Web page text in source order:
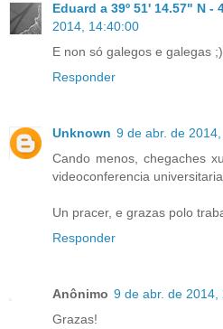
Eduard a 39º 51' 14.57" N -
2014, 14:40:00
E non só galegos e galegas ;)
Responder
Unknown 9 de abr. de
Cando menos, chegaches
videoconferencia
Un pracer, e grazas polo
Responder
Anônimo 9 de abr. de 2014,
Grazas!